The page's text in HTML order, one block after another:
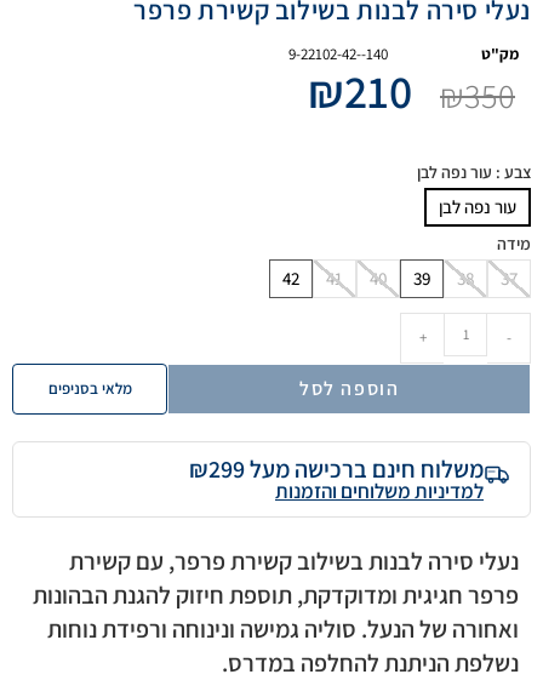
נעלי סירה לבנות בשילוב קשירת פרפר
מק"ט 9-22102-42--140
₪350
₪210
צבע : עור נפה לבן
עור נפה לבן
מידה
37
38
39
40
41
42
-
+
הוספה לסל מלאי בסניפים
משלוח חינם ברכישה מעל ₪299
למדיניות משלוחים והזמנות
נעלי סירה לבנות בשילוב קשירת פרפר, עם קשירת
פרפר חגיגית ומדוקדקת, תוספת חיזוק להגנת הבהונות
ואחורה של הנעל. סוליה גמישה ונינוחה ורפידת נוחות
נשלפת הניתנת להחלפה במדרס.